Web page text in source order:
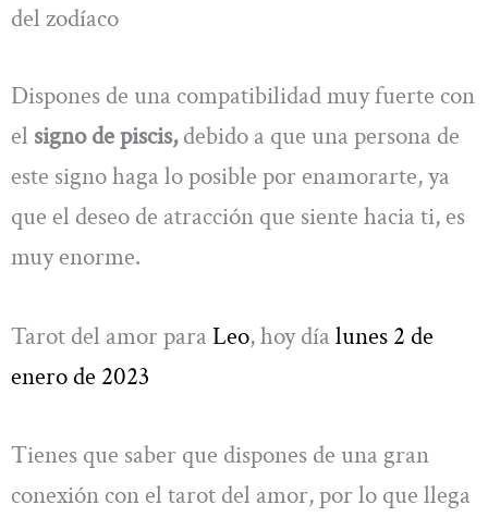
del zodíaco
Dispones de una compatibilidad muy fuerte con
el signo de piscis,debido a que una persona de
este signo haga lo posible por enamorarte, ya
que el deseo de atracción que siente hacia ti, es
muy enorme.
Tarot del amor para Leo, hoy día lunes 2 de
enero de 2023
Tienes que saber que dispones de una gran
conexión con el tarot del amor, por lo que llega